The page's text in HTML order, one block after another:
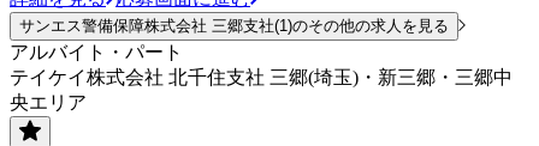
サンエス警備保障株式会社 三郷支社(1)のその他の求人を見る
アルバイト・パート
テイケイ株式会社 北千住支社 三郷(埼玉)・新三郷・三郷中
央エリア